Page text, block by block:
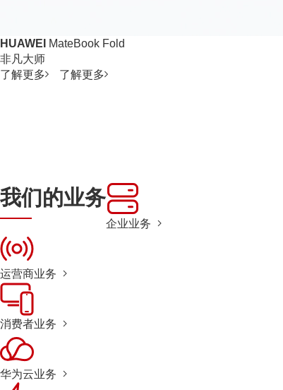
HUAWEI
MateBook Fold
非凡大师
了解更多
了解更多
我们的业务
企业业务
运营商业务
消费者业务
华为云业务